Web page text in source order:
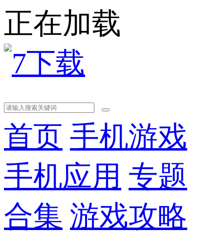
正在加载
首页 手机游戏
手机应用 专题
合集 游戏攻略